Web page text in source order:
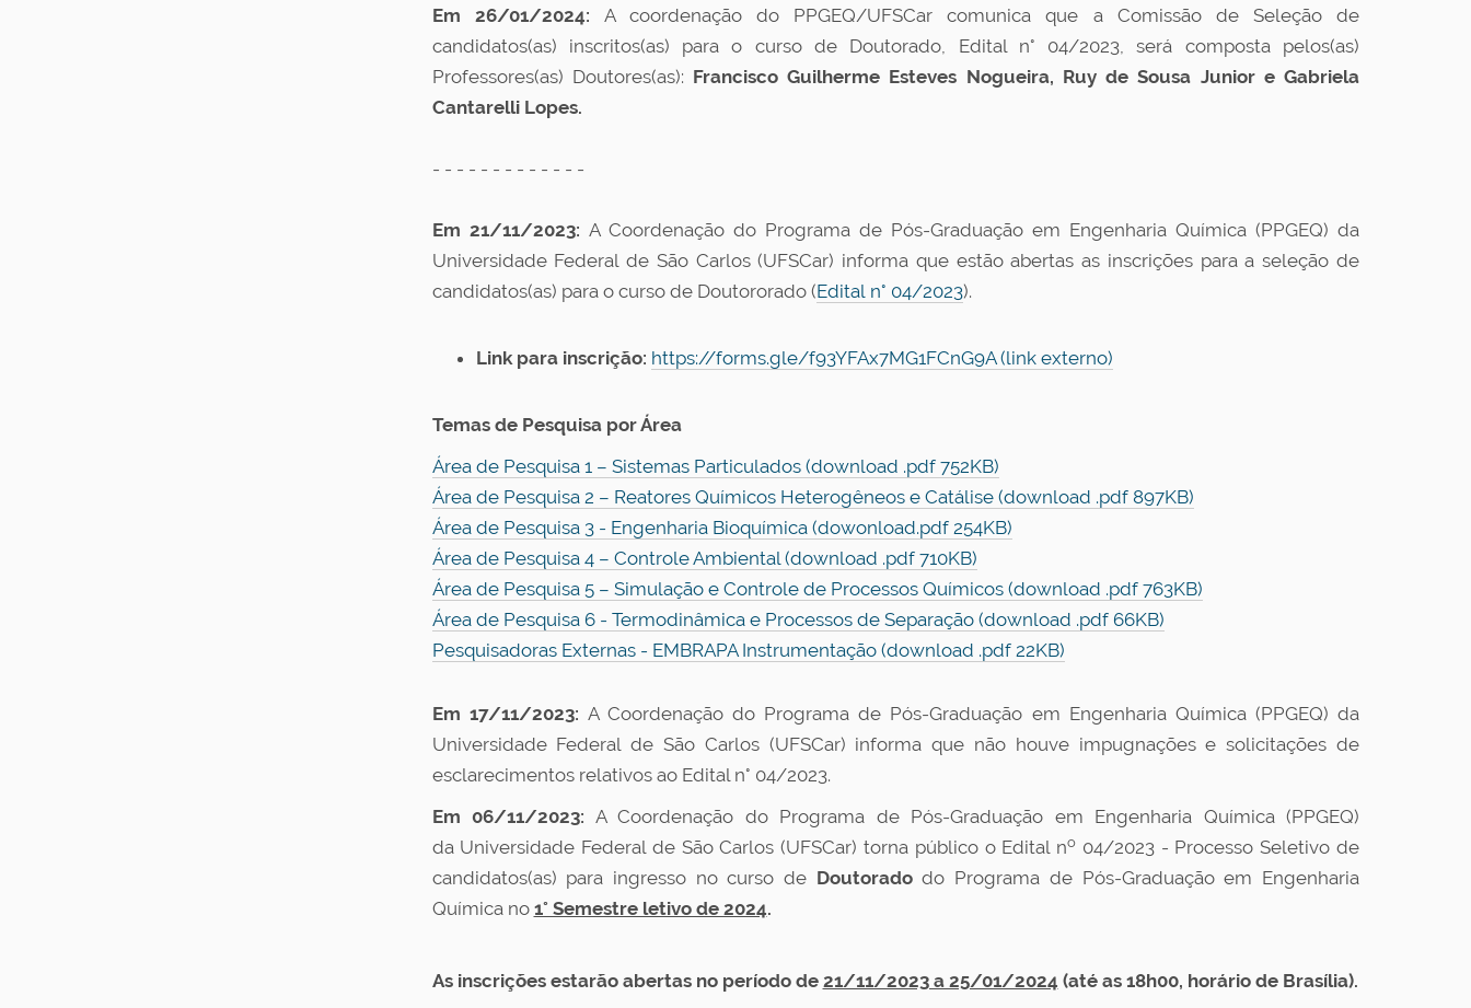
Em 26/01/2024: A coordenação do PPGEQ/UFSCar comunica que a Comissão de Seleção de
candidatos(as) inscritos(as) para o curso de Doutorado, Edital n° 04/2023, será composta pelos(as)
Professores(as) Doutores(as): Francisco Guilherme Esteves Nogueira, Ruy de Sousa Junior e Gabriela
Cantarelli Lopes.
- - - - - - - - - - - - -
Em 21/11/2023: A Coordenação do Programa de Pós-Graduação em Engenharia Química (PPGEQ) da
Universidade Federal de São Carlos (UFSCar) informa que estão abertas as inscrições para a seleção de
candidatos(as) para o curso de Doutororado (Edital n° 04/2023).
Link para inscrição: https://forms.gle/f93YFAx7MG1FCnG9A (link externo)
Temas de Pesquisa por Área
Área de Pesquisa 1 – Sistemas Particulados (download .pdf 752KB)
Área de Pesquisa 2 – Reatores Químicos Heterogêneos e Catálise (download .pdf 897KB)
Área de Pesquisa 3 - Engenharia Bioquímica (dowonload.pdf 254KB)
Área de Pesquisa 4 – Controle Ambiental (download .pdf 710KB)
Área de Pesquisa 5 – Simulação e Controle de Processos Químicos (download .pdf 763KB)
Área de Pesquisa 6 - Termodinâmica e Processos de Separação (download .pdf 66KB)
Pesquisadoras Externas - EMBRAPA Instrumentação (download .pdf 22KB)
Em 17/11/2023: A Coordenação do Programa de Pós-Graduação em Engenharia Química (PPGEQ) da
Universidade Federal de São Carlos (UFSCar) informa que não houve impugnações e solicitações de
esclarecimentos relativos ao Edital n° 04/2023.
Em 06/11/2023: A Coordenação do Programa de Pós-Graduação em Engenharia Química (PPGEQ)
da Universidade Federal de São Carlos (UFSCar) torna público o Edital no 04/2023 - Processo Seletivo de
candidatos(as) para ingresso no curso de Doutoradodo Programa de Pós-Graduação em Engenharia
Química no 1° Semestre letivo de 2024.
As inscrições estarão abertas no período de 21/11/2023 a 25/01/2024 (até as 18h00, horário de Brasília).